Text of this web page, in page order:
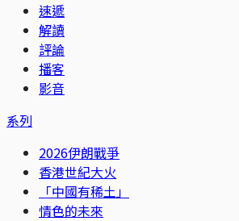
速遞
解讀
評論
播客
影音
系列
2026伊朗戰爭
香港世紀大火
「中國有稀土」
情色的未來